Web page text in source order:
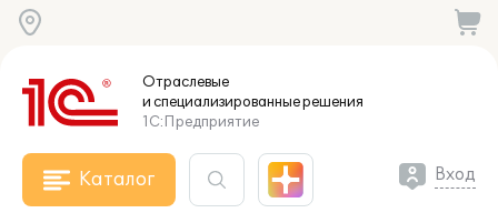
Отраслевые
и специализированныерешения
1С:Предприятие
Каталог Вход